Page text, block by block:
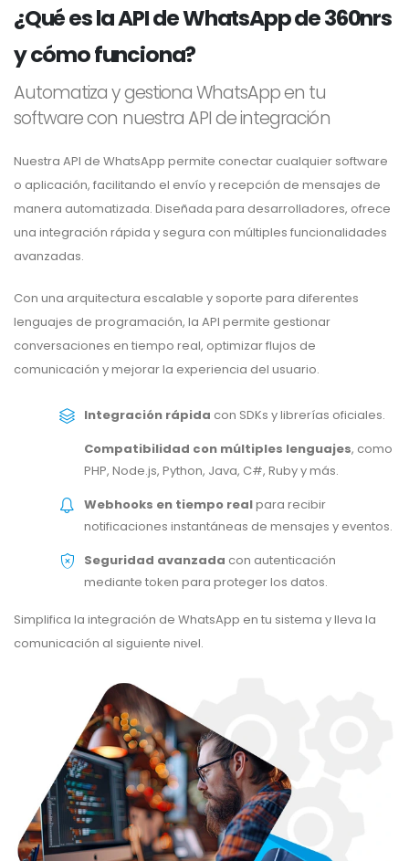
¿Qué es la API de WhatsApp de 360nrs
y cómo funciona?
Automatiza y gestiona WhatsApp en tu
software con nuestra API de integración
Nuestra API de WhatsApp permite conectar cualquier software
o aplicación, facilitando el envío y recepción de mensajes de
manera automatizada. Diseñada para desarrolladores, ofrece
una integración rápida y segura con múltiples funcionalidades
avanzadas.
Con una arquitectura escalable y soporte para diferentes
lenguajes de programación, la API permite gestionar
conversaciones en tiempo real, optimizar flujos de
comunicación y mejorar la experiencia del usuario.
Integración rápida con SDKs y librerías oficiales.
Compatibilidad con múltiples lenguajes, como
PHP, Node.js, Python, Java, C#, Ruby y más.
Webhooks en tiempo realpara recibir
notificaciones instantáneas de mensajes y eventos.
Seguridad avanzada con autenticación
mediante token para proteger los datos.
Simplifica la integración de WhatsApp en tu sistema y lleva la
comunicación al siguiente nivel.